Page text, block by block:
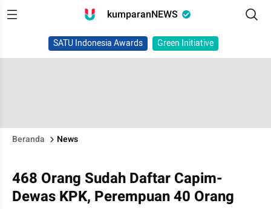
kumparanNEWS
SATU Indonesia Awards Green Initiative
Beranda News
468 Orang Sudah Daftar Capim-
Dewas KPK, Perempuan 40 Orang